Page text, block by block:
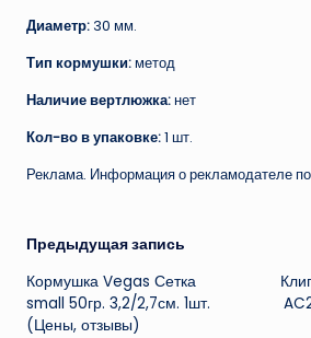
Диаметр: 30 мм.
Тип кормушки:метод
Наличие вертлюжка:нет
Кол-во в упаковке:1 шт.
Реклама. Информация о рекламодателе
Навигация
записи
Предыдущая запись
Кормушка Vegas Сетка
small 50гр. 3,2/2,7см. 1шт.
(Цены, отзывы)